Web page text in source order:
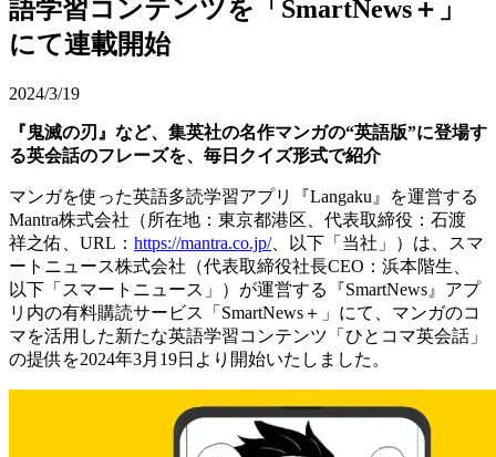
語学習コンテンツを「SmartNews＋」
にて連載開始
2024/3/19
『鬼滅の刃』など、集英社の名作マンガの“英語版”に登場す
る英会話のフレーズを、毎日クイズ形式で紹介
マンガを使った英語多読学習アプリ『Langaku』を運営する
Mantra株式会社（所在地：東京都港区、代表取締役：石渡
祥之佑、URL： https://mantra.co.jp/、以下「当社」）は、スマ
ートニュース株式会社（代表取締役社長CEO：浜本階生、
以下「スマートニュース」）が運営する『SmartNews』アプ
リ内の有料購読サービス「SmartNews＋」にて、マンガのコ
マを活用した新たな英語学習コンテンツ「ひとコマ英会話」
の提供を2024年3月19日より開始いたしました。